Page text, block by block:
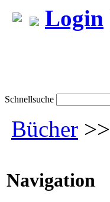
Login
Schnellsuche
Bücher >>
Navigation